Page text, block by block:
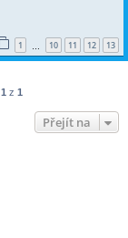
1 10 11 12 13
1 z 1
Přejít na